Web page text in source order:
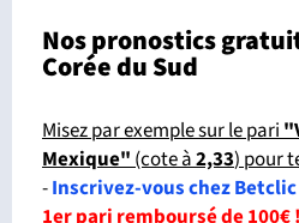
Nos pronostics
Corée du Sud
Misez par exemple sur le pari
Mexique"(cote à2,33) pour
-Inscrivez-vous chez Betclic
1er pari remboursé de 100€ !